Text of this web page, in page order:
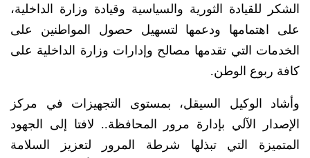
الشكر للقيادة الثورية والسياسية وقيادة وزارة الداخلية،
على اهتمامها ودعمها لتسهيل حصول المواطنين على
الخدمات التي تقدمها مصالح وإدارات وزارة الداخلية على
كافة ربوع الوطن.
وأشاد الوكيل السيقل، بمستوى التجهيزات في مركز
الإصدار الآلي بإدارة مرور المحافظة.. لافتا إلى الجهود
المتميزة التي تبذلها شرطة المرور لتعزيز السلامة